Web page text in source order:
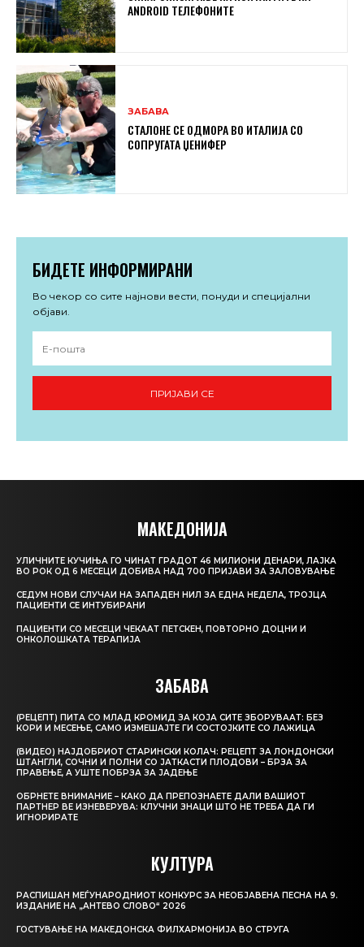
ANDROID ТЕЛЕФОНИТЕ
ЗАБАВА
СТАЛОНЕ СЕ ОДМОРА ВО ИТАЛИЈА СО
СОПРУГАТА ЏЕНИФЕР
БИДЕТЕ ИНФОРМИРАНИ
Во чекор со сите најнови вести, понуди и специјални
објави.
ПРИЈАВИ СЕ
МАКЕДОНИЈА
УЛИЧНИТЕ КУЧИЊА ГО ЧИНАТ ГРАДОТ 46 МИЛИОНИ ДЕНАРИ, ЛАЈКА
ВО РОК ОД 6 МЕСЕЦИ ДОБИВА НАД 700 ПРИЈАВИ ЗА ЗАЛОВУВАЊЕ
СЕДУМ НОВИ СЛУЧАИ НА ЗАПАДЕН НИЛ ЗА ЕДНА НЕДЕЛА, ТРОЈЦА
ПАЦИЕНТИ СЕ ИНТУБИРАНИ
ПАЦИЕНТИ СО МЕСЕЦИ ЧЕКААТ ПЕТСКЕН, ПОВТОРНО ДОЦНИ И
ОНКОЛОШКАТА ТЕРАПИЈА
ЗАБАВА
(РЕЦЕПТ) ПИТА СО МЛАД КРОМИД ЗА КОЈА СИТЕ ЗБОРУВААТ: БЕЗ
КОРИ И МЕСЕЊЕ, САМО ИЗМЕШАЈТЕ ГИ СОСТОЈКИТЕ СО ЛАЖИЦА
(ВИДЕО) НАЈДОБРИОТ СТАРИНСКИ КОЛАЧ: РЕЦЕПТ ЗА ЛОНДОНСКИ
ШТАНГЛИ, СОЧНИ И ПОЛНИ СО ЈАТКАСТИ ПЛОДОВИ – БРЗА ЗА
ПРАВЕЊЕ, А УШТЕ ПОБРЗА ЗА ЈАДЕЊЕ
ОБРНЕТЕ ВНИМАНИЕ – КАКО ДА ПРЕПОЗНАЕТЕ ДАЛИ ВАШИОТ
ПАРТНЕР ВЕ ИЗНЕВЕРУВА: КЛУЧНИ ЗНАЦИ ШТО НЕ ТРЕБА ДА ГИ
ИГНОРИРАТЕ
КУЛТУРА
РАСПИШАН МЕЃУНАРОДНИОТ КОНКУРС ЗА НЕОБЈАВЕНА ПЕСНА НА 9.
ИЗДАНИЕ НА „АНТЕВО СЛОВО“ 2026
ГОСТУВАЊЕ НА МАКЕДОНСКА ФИЛХАРМОНИЈА ВО СТРУГА